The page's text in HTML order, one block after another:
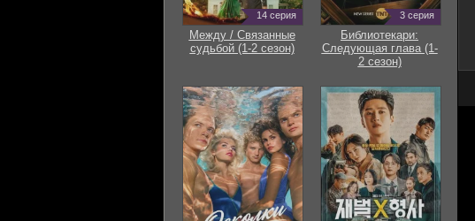
14 серия
Между / Связанные
судьбой (1-2 сезон)
3 серия
Библиотекари:
Следующая глава (1-
2 сезон)